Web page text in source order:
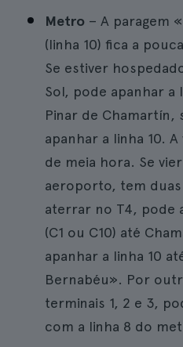
Metro – A paragem
(linha 10) fica a
Se estiver
Sol, pode apanhar a
Pinar de Chamartín,
apanhar a linha 10.
de meia hora. Se
aeroporto, tem
aterrar no T4, pode
(C1 ou C10) até
apanhar a linha 10
Bernabéu». Por
terminais 1, 2 e 3,
com a linha 8 do